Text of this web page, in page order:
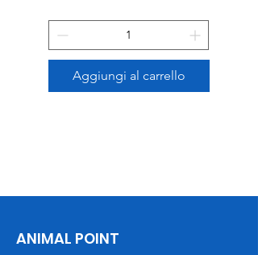
Aggiungi al carrello
ANIMAL POINT